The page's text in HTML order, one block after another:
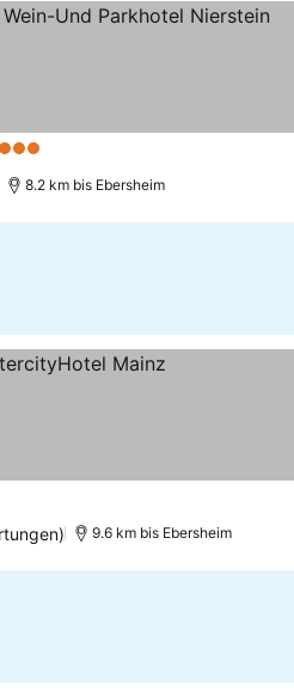
8.2 km bis Ebersheim
9.6 km bis Ebersheim